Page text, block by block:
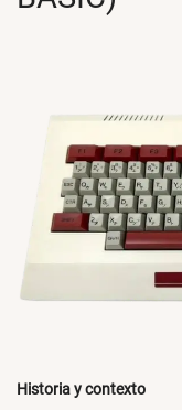
Historia y contexto